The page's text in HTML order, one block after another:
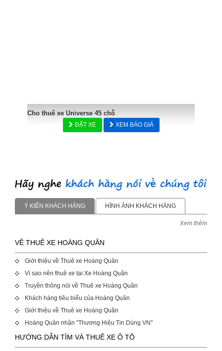
Cho thuê xe Universe 45 chỗ
ĐẶT XE XEM BÁO GIÁ
Ý KIẾN KHÁCH HÀNG HÌNH ẢNH KHÁCH HÀNG
Xem thêm
VỀ THUÊ XE HOÀNG QUÂN
Giới thiệu về Thuê xe Hoàng Quân
Vì sao nên thuê xe tại Xe Hoàng Quân
Truyền thông nói về Thuê xe Hoàng Quân
Khách hàng tiêu biểu của Hoàng Quân
Giới thiệu về Thuê xe Hoàng Quân
Hoàng Quân nhận "Thương Hiệu Tin Dùng VN"
HƯỚNG DẪN TÌM VÀ THUÊ XE Ô TÔ